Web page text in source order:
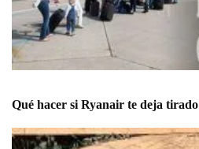
Qué hacer si Ryanair te deja tirado